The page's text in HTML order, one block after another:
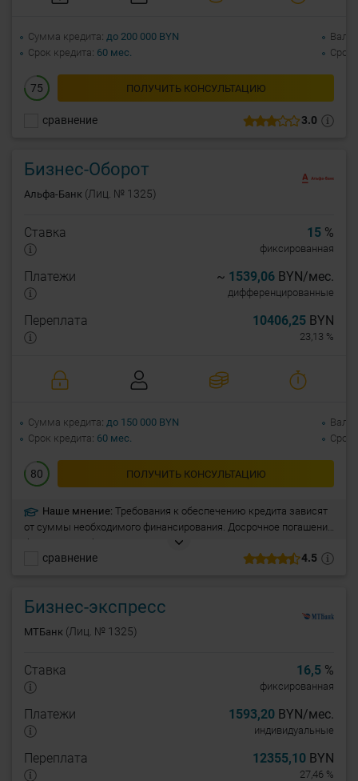
3.0
сравнение
75 ПОЛУЧИТЬ КОНСУЛЬТАЦИЮ
Сумма кредита до 200 000 BYN
Срок кредита 60 мес.
Срок
Бизнес-Оборот
Альфа-Банк (Лиц. № 1325)
4.5
сравнение
Ставка 15 %
фиксированная
Платежи ~ 1539,06 BYN/мес.
дифференцированные
Переплата 10406,25 BYN
23,13 %
80 ПОЛУЧИТЬ КОНСУЛЬТАЦИЮ
Сумма кредита до 150 000 BYN
Срок кредита 60 мес.
Срок
Наше мнение: Требования к обеспечению кредита зависят
от суммы необходимого финансирования. Досрочное погашение
без согласия банка. Получите финансирование на пополнение
оборотных средств или рефинансирование кредитов, взятых в
Бизнес-экспресс
МТБанк (Лиц. № 1325)
Ставка 16,5 %
фиксированная
Платежи 1593,20 BYN/мес.
индивидуальные
Переплата 12355,10 BYN
27,46 %